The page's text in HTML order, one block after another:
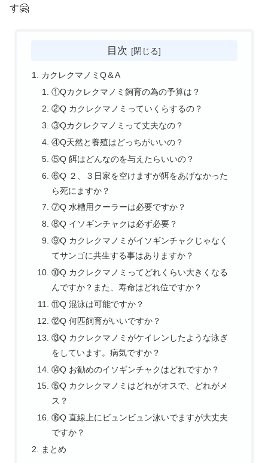
す🤗
目次
カクレクマノミQ＆A
①Qカクレクマノミ飼育の為の予算は？
②Q カクレクマノミっていくらするの？
③Qカクレクマノミって丈夫なの？
④Q天然と養殖はどっちがいいの？
⑤Q 餌はどんなのを与えたらいいの？
⑥Q ２、３日家を空けますが餌をあげなかった
ら死にますか？
⑦Q 水槽用クーラーは必要ですか？
⑧Q イソギンチャクは必ず必要？
⑨Q カクレクマノミがイソギンチャクじゃなく
てサンゴに共生する事はありますか？
⑩Q カクレクマノミってどれくらい大きくなる
んですか？また、寿命はどれ位ですか？
⑪Q 混泳は可能ですか？
⑫Q 何匹飼育がいいですか？
⑬Q カクレクマノミがケイレンしたような泳ぎ
をしています。病気ですか？
⑭Q お勧めのイソギンチャクはどれですか？
⑮Q カクレクマノミはどれがオスで、どれがメ
ス？
⑯Q 直線上にビュンビュン泳いでますが大丈夫
ですか？
まとめ